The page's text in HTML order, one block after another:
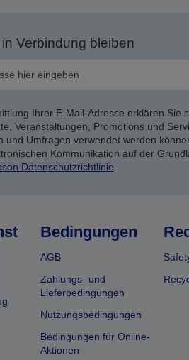
Verbindung bleiben
Ihrer E-Mail-Adresse erklären
Veranstaltungen, Promotions und
und Umfragen verwendet werden
Kommunikation auf der
Datenschutzrichtlinie
Bedingungen
AGB
Zahlungs- und
Lieferbedingungen
Nutzungsbedingungen
Bedingungen für Online-
Aktionen